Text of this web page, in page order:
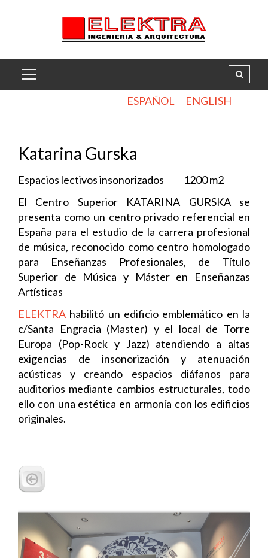
ESPAÑOL ENGLISH
Katarina Gurska
Espacios lectivos insonorizados 1200 m2
El Centro Superior KATARINA GURSKA se
presenta como un centro privado referencial en
España para el estudio de la carrera profesional
de música, reconocido como centro homologado
para Enseñanzas Profesionales, de Título
Superior de Música y Máster en Enseñanzas
Artísticas
ELEKTRA habilitó un edificio emblemático en la
c/Santa Engracia (Master) y el local de Torre
Europa (Pop-Rock y Jazz) atendiendo a altas
exigencias de insonorización y atenuación
acústicas y creando espacios diáfanos para
auditorios mediante cambios estructurales, todo
ello con una estética en armonía con los edificios
originales.